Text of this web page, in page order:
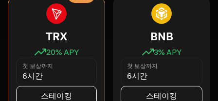
TRX
20% APY
첫 보상까지
6시간
스테이킹
BNB
3% APY
첫 보상까지
6시간
스테이킹